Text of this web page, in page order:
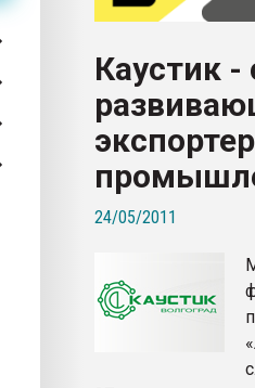
Профильная литература.
покупка, обмен
ПЕРЕЙТИ НА ФОРУМ
Каустик
24/05/2011